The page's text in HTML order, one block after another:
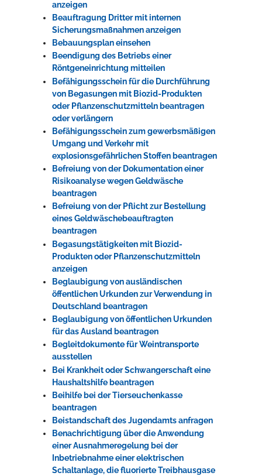
anzeigen
Beauftragung Dritter mit internen
Sicherungsmaßnahmen anzeigen
Bebauungsplan einsehen
Beendigung des Betriebs einer
Röntgeneinrichtung mitteilen
Befähigungsschein für die Durchführung
von Begasungen mit Biozid-Produkten
oder Pflanzenschutzmitteln beantragen
oder verlängern
Befähigungsschein zum gewerbsmäßigen
Umgang und Verkehr mit
explosionsgefährlichen Stoffen beantragen
Befreiung von der Dokumentation einer
Risikoanalyse wegen Geldwäsche
beantragen
Befreiung von der Pflicht zur Bestellung
eines Geldwäschebeauftragten
beantragen
Begasungstätigkeiten mit Biozid-
Produkten oder Pflanzenschutzmitteln
anzeigen
Beglaubigung von ausländischen
öffentlichen Urkunden zur Verwendung in
Deutschland beantragen
Beglaubigung von öffentlichen Urkunden
für das Ausland beantragen
Begleitdokumente für Weintransporte
ausstellen
Bei Krankheit oder Schwangerschaft eine
Haushaltshilfe beantragen
Beihilfe bei der Tierseuchenkasse
beantragen
Beistandschaft des Jugendamts anfragen
Benachrichtigung über die Anwendung
einer Ausnahmeregelung bei der
Inbetriebnahme einer elektrischen
Schaltanlage, die fluorierte Treibhausgase